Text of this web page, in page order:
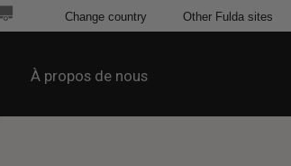
À propos de nous
Change country Other Fulda sites